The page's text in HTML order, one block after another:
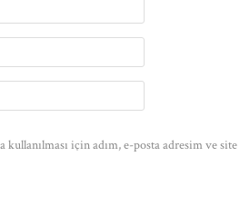
için adım, e-posta adresim ve